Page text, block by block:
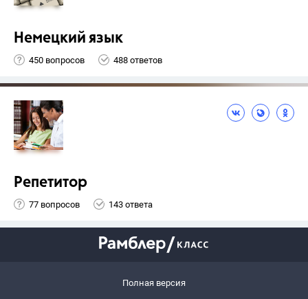
Немецкий язык
450 вопросов 488 ответов
Репетитор
77 вопросов 143 ответа
Полная версия